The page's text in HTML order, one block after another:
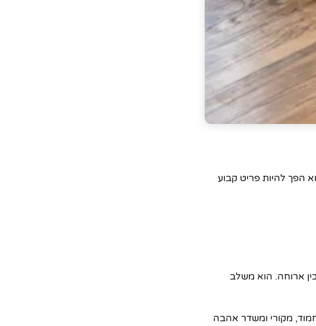
הפך להיות פריט קבוע
ארוחה. הוא משלב
מקורי ומשדר אהבה